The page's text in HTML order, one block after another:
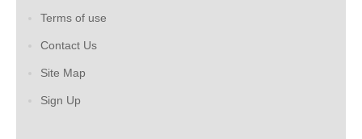
Terms of use
Contact Us
Site Map
Sign Up